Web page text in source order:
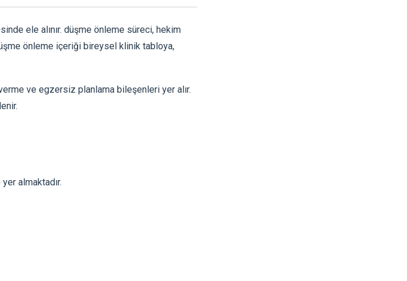
ele alınır. düşme önleme süreci, hekim
önleme içeriği bireysel klinik tabloya,
ve egzersiz planlama bileşenleri yer alır.
almaktadır.